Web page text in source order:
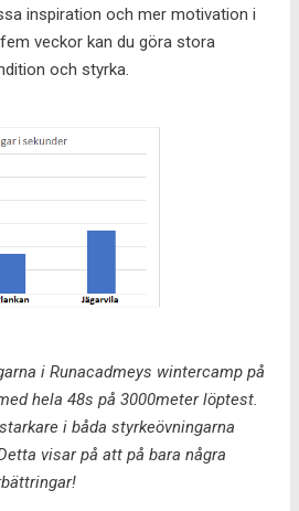
inspiration och mer motivation i
veckor kan du göra stora
och styrka.
i Runacadmeys wintercamp på
hela 48s på 3000meter löptest.
i båda styrkeövningarna
visar på att på bara några